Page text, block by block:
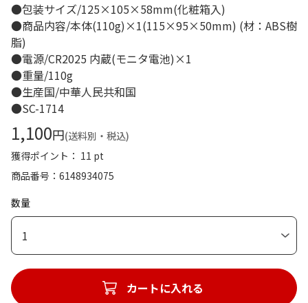
●包装サイズ/125×105×58mm(化粧箱入)
●商品内容/本体(110g)×1(115×95×50mm) (材：ABS樹
脂)
●電源/CR2025 内蔵(モニタ電池)×1
●重量/110g
●生産国/中華人民共和国
●SC-1714
1,100円(送料別・税込)
獲得ポイント： 11 pt
商品番号
6148934075
数量
1
カートに入れる